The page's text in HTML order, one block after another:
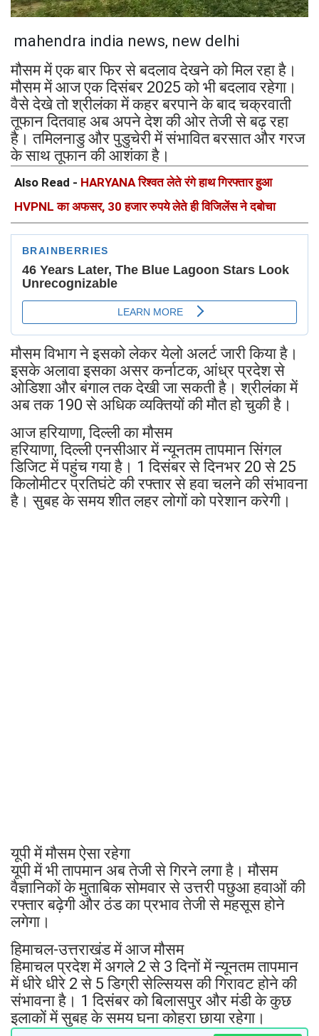
mahendra india news, new delhi
मौसम में एक बार फिर से बदलाव देखने को मिल रहा है।
मौसम में आज एक दिसंबर 2025 को भी बदलाव रहेगा।
वैसे देखे तो श्रीलंका में कहर बरपाने के बाद चक्रवाती
तूफान दितवाह अब अपने देश की ओर तेजी से बढ़ रहा
है। तमिलनाडु और पुडुचेरी में संभावित बरसात और गरज
के साथ तूफान की आशंका है।
Also Read - HARYANA रिश्वत लेते रंगे हाथ गिरफ्तार हुआ
HVPNL का अफसर, 30 हजार रुपये लेते ही विजिलेंस ने दबोचा
मौसम विभाग ने इसको लेकर येलो अलर्ट जारी किया है।
इसके अलावा इसका असर कर्नाटक, आंध्र प्रदेश से
ओडिशा और बंगाल तक देखी जा सकती है। श्रीलंका में
अब तक 190 से अधिक व्यक्तियों की मौत हो चुकी है।
आज हरियाणा, दिल्ली का मौसम
हरियाणा, दिल्ली एनसीआर में न्यूनतम तापमान सिंगल
डिजिट में पहुंच गया है। 1 दिसंबर से दिनभर 20 से 25
किलोमीटर प्रतिघंटे की रफ्तार से हवा चलने की संभावना
है। सुबह के समय शीत लहर लोगों को परेशान करेगी।
यूपी में मौसम ऐसा रहेगा
यूपी में भी तापमान अब तेजी से गिरने लगा है। मौसम
वैज्ञानिकों के मुताबिक सोमवार से उत्तरी पछुआ हवाओं की
रफ्तार बढ़ेगी और ठंड का प्रभाव तेजी से महसूस होने
लगेगा।
हिमाचल-उत्तराखंड में आज मौसम
हिमाचल प्रदेश में अगले 2 से 3 दिनों में न्यूनतम तापमान
में धीरे धीरे 2 से 5 डिग्री सेल्सियस की गिरावट होने की
संभावना है। 1 दिसंबर को बिलासपुर और मंडी के कुछ
इलाकों में सुबह के समय घना कोहरा छाया रहेगा।